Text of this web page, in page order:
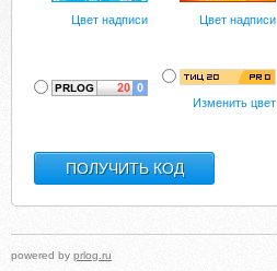
Цвет надписи Цвет надписи
Изменить цвет
powered by prlog.ru